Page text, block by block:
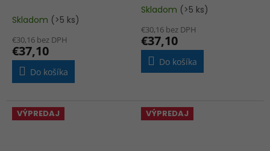
Skladom (>5 ks)
€30,16 bez DPH
€37,10
Do košíka
Priemerné
produktu
je
1,0
Skladom (>5 ks)
€30,16 bez DPH
€37,10
Do košíka
VÝPREDAJ VÝPREDAJ